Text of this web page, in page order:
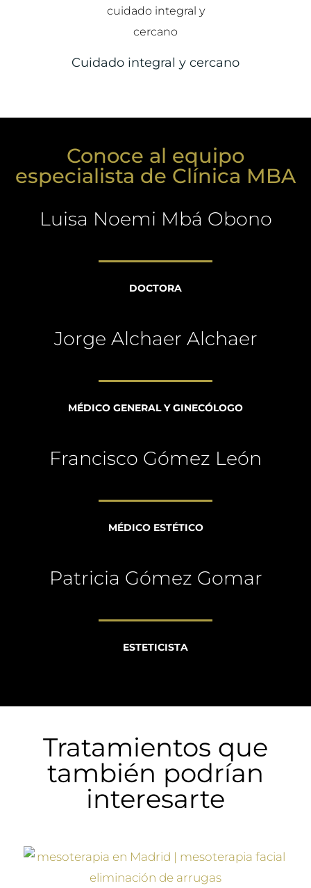
Cuidado integral y cercano
Conoce al equipo
especialista de Clínica MBA
Luisa Noemi Mbá Obono
DOCTORA
Jorge Alchaer Alchaer
MÉDICO GENERAL Y GINECÓLOGO
Francisco Gómez León
MÉDICO ESTÉTICO
Patricia Gómez Gomar
ESTETICISTA
Tratamientos que
también podrían
interesarte